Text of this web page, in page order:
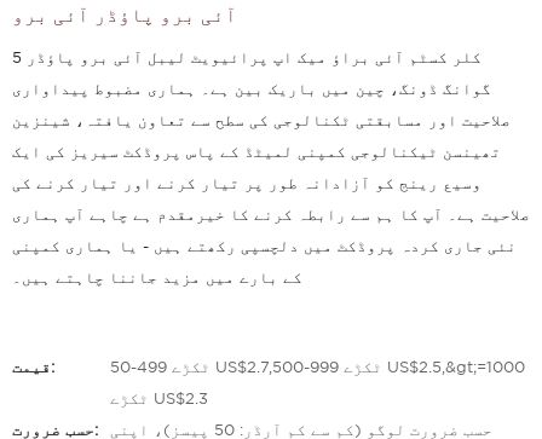
آئی برو پاؤڈر آئی برو
5 کلر کسٹم آئی براؤ میک اپ پرائیویٹ لیبل آئی برو پاؤڈر
گوانگ ڈونگ، چین میں باریک بین ہے۔ ہماری مضبوط پیداواری
صلاحیت اور مسابقتی ٹکنالوجی کی سطح سے تعاون یافتہ، شینزین
تھینسن ٹیکنالوجی کمپنی لمیٹڈ کے پاس پروڈکٹ سیریز کی ایک
وسیع رینج کو آزادانہ طور پر تیار کرنے اور تیار کرنے کی
صلاحیت ہے۔ آپ کا ہم سے رابطہ کرنے کا خیرمقدم ہے چاہے آپ ہماری
نئی جاری کردہ پروڈکٹ میں دلچسپی رکھتے ہیں - یا ہماری کمپنی
کے بارے میں مزید جاننا چاہتے ہیں۔
قیمت: 50-499 ٹکڑے US$2.7,500-999 ٹکڑے US$2.5,&gt;=1000
ٹکڑے US$2.3
حسب ضرورت: حسب ضرورت لوگو (کم سے کم آرڈر: 50 پیسز)، اپنی